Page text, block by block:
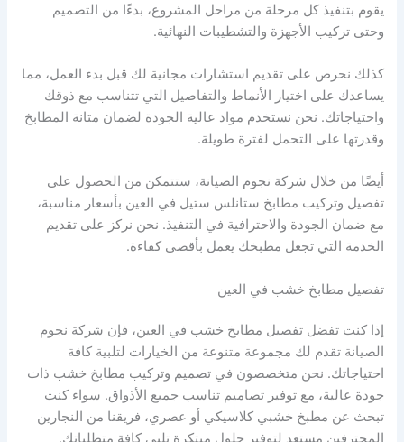
يقوم بتنفيذ كل مرحلة من مراحل المشروع، بدءًا من التصميم
وحتى تركيب الأجهزة والتشطيبات النهائية.
كذلك نحرص على تقديم استشارات مجانية لك قبل بدء العمل، مما
يساعدك على اختيار الأنماط والتفاصيل التي تتناسب مع ذوقك
واحتياجاتك. نحن نستخدم مواد عالية الجودة لضمان متانة المطابخ
وقدرتها على التحمل لفترة طويلة.
أيضًا من خلال شركة نجوم الصيانة، ستتمكن من الحصول على
تفصيل وتركيب مطابخ ستانلس ستيل في العين بأسعار مناسبة،
مع ضمان الجودة والاحترافية في التنفيذ. نحن نركز على تقديم
الخدمة التي تجعل مطبخك يعمل بأقصى كفاءة.
تفصيل مطابخ خشب في العين
إذا كنت تفضل تفصيل مطابخ خشب في العين، فإن شركة نجوم
الصيانة تقدم لك مجموعة متنوعة من الخيارات لتلبية كافة
احتياجاتك. نحن متخصصون في تصميم وتركيب مطابخ خشب ذات
جودة عالية، مع توفير تصاميم تناسب جميع الأذواق. سواء كنت
تبحث عن مطبخ خشبي كلاسيكي أو عصري، فريقنا من النجارين